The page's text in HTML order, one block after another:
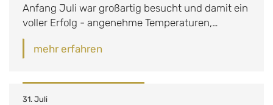
Anfang Juli war großartig besucht und damit ein
voller Erfolg - angenehme Temperaturen,…
mehr erfahren
31. Juli